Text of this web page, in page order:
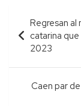
Navegación
de
entradas
Regresan al
catarina
2023
Caen par